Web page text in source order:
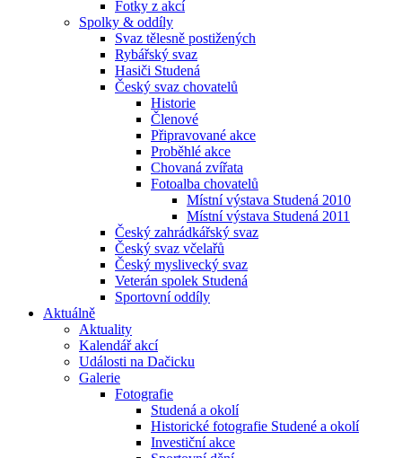
Fotky z akcí
Spolky & oddíly
Svaz tělesně postižených
Rybářský svaz
Hasiči Studená
Český svaz chovatelů
Historie
Členové
Připravované akce
Proběhlé akce
Chovaná zvířata
Fotoalba chovatelů
Místní výstava Studená 2010
Místní výstava Studená 2011
Český zahrádkářský svaz
Český svaz včelařů
Český myslivecký svaz
Veterán spolek Studená
Sportovní oddíly
Aktuálně
Aktuality
Kalendář akcí
Události na Dačicku
Galerie
Fotografie
Studená a okolí
Historické fotografie Studené a okolí
Investiční akce